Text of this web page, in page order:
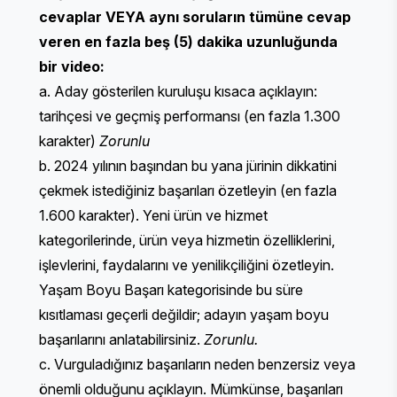
cevaplar VEYA aynı soruların tümüne cevap
veren en fazla beş (5) dakika uzunluğunda
bir video:
a. Aday gösterilen kuruluşu kısaca açıklayın:
tarihçesi ve geçmiş performansı (en fazla 1.300
karakter) Zorunlu
b. 2024 yılının başından bu yana jürinin dikkatini
çekmek istediğiniz başarıları özetleyin (en fazla
1.600 karakter). ​​Yeni ürün ve hizmet
kategorilerinde, ürün veya hizmetin özelliklerini,
işlevlerini, faydalarını ve yenilikçiliğini özetleyin.
Yaşam Boyu Başarı kategorisinde bu süre
kısıtlaması geçerli değildir; adayın yaşam boyu
başarılarını anlatabilirsiniz. Zorunlu.
c. Vurguladığınız başarıların neden benzersiz veya
önemli olduğunu açıklayın. Mümkünse, başarıları